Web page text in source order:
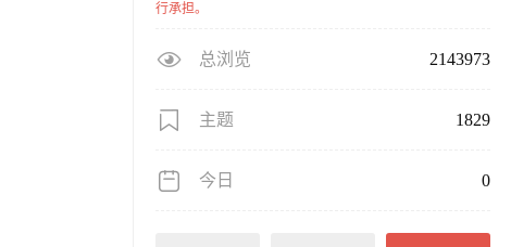
行承担。
总浏览 2143973
主题 1829
今日 0